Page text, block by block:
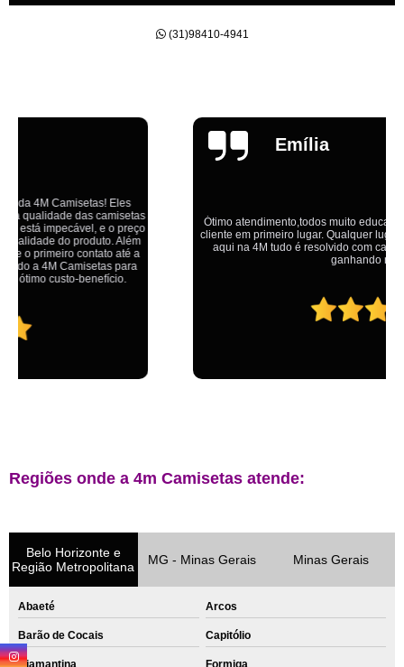
(31)98410-4941
Ótimo atendimento,todos muito educados, prestativos e que colocam o
cliente em primeiro lugar. Qualquer lugar tem problemas,isso é fato, mas
aqui na 4M tudo é resolvido com calma e de forma que todos saem
Regiões onde a 4m Camisetas atende:
Belo Horizonte e
Região Metropolitana
MG - Minas Gerais Minas Gerais
Abaeté Arcos
Barão de Cocais Capitólio
Diamantina Formiga